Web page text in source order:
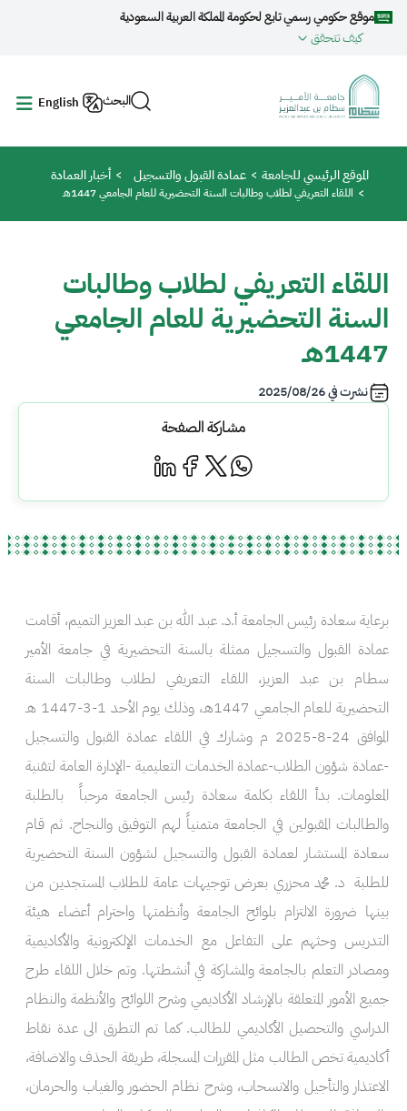
تجاوز إلى المحتوى الرئيسي
موقع حكومي رسمي تابع لحكومة المملكة العربية السعودية
كيف تتحقق
البحث English
مسار التنقل
الموقع الرئيسي للجامعة عمادة القبول والتسجيل أخبار العمادة
اللقاء التعريفي لطلاب وطالبات السنة التحضيرية للعام الجامعي 1447هـ
اللقاء التعريفي لطلاب وطالبات
السنة التحضيرية للعام الجامعي
1447هـ
نشرت في2025/08/26
مشاركة الصفحة
برعاية سعادة رئيس الجامعة أ.د. عبد الله بن عبد العزيز التميم، أقامت
عمادة القبول والتسجيل ممثلة بالسنة التحضيرية في جامعة الأمير
سطام بن عبد العزيز، اللقاء التعريفي لطلاب وطالبات السنة
التحضيرية للعام الجامعي 1447هـ، وذلك يوم الأحد 1-3-1447 هـ
الموافق 24-8-2025 م وشارك في اللقاء عمادة القبول والتسجيل
-عمادة شؤون الطلاب-عمادة الخدمات التعليمية -الإدارة العامة لتقنية
المعلومات. بدأ اللقاء بكلمة سعادة رئيس الجامعة مرحباً بالطلبة
والطالبات المقبولين في الجامعة متمنياً لهم التوفيق والنجاح. ثم قام
سعادة المستشار لعمادة القبول والتسجيل لشؤون السنة التحضيرية
للطلبة د. محمد محزري بعرض توجيهات عامة للطلاب المستجدين من
بينها ضرورة الالتزام بلوائح الجامعة وأنظمتها واحترام أعضاء هيئة
التدريس وحثهم على التفاعل مع الخدمات الإلكترونية والأكاديمية
ومصادر التعلم بالجامعة والمشاركة في أنشطتها. وتم خلال اللقاء طرح
جميع الأمور المتعلقة بالإرشاد الأكاديمي وشرح اللوائح والأنظمة والنظام
الدراسي والتحصيل الأكاديمي للطالب. كما تم التطرق الى عدة نقاط
أكاديمية تخص الطالب مثل المقررات المسجلة، طريقة الحذف والاضافة،
الاعتذار والتأجيل والانسحاب، وشرح نظام الحضور والغياب والحرمان،